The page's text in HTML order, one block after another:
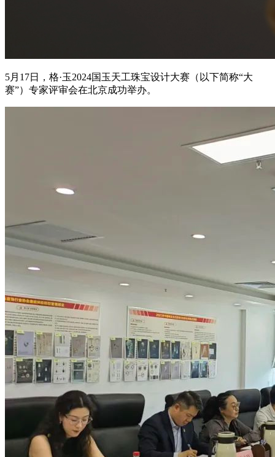
5月17日，格·玉2024国玉天工珠宝设计大赛（以下简称“大
赛”）专家评审会在北京成功举办。